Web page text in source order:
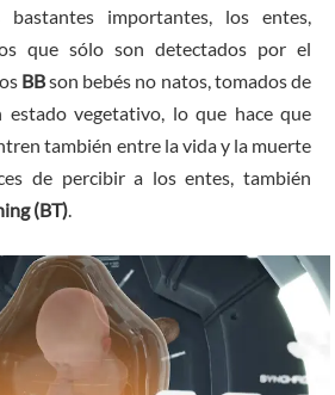
bastantes importantes, los entes,
que sólo son detectados por el
BBson bebés no natos, tomados de
estado vegetativo, lo que hace que
también entre la vida y la muerte
de percibir a los entes, también
(BT).